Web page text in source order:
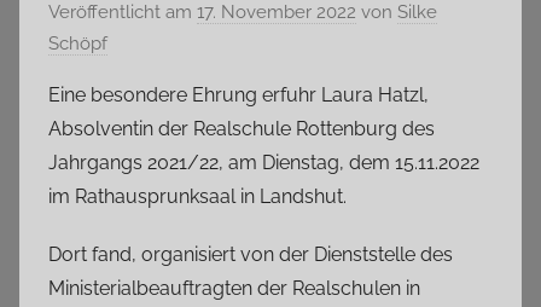
Veröffentlicht am 17. November 2022 von Silke
Schöpf
Eine besondere Ehrung erfuhr Laura Hatzl,
Absolventin der Realschule Rottenburg des
Jahrgangs 2021/22, am Dienstag, dem 15.11.2022
im Rathausprunksaal in Landshut.
Dort fand, organisiert von der Dienststelle des
Ministerialbeauftragten der Realschulen in